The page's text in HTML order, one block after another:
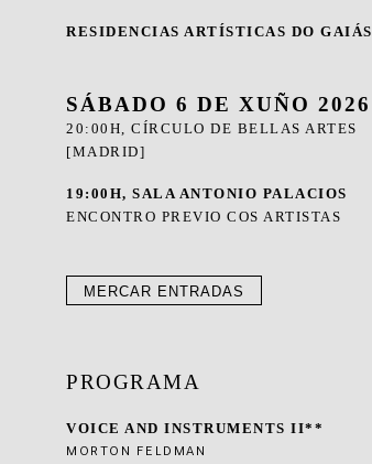
RESIDENCIAS ARTÍSTICAS DO GAIÁS
SÁBADO 6 DE XUÑO 2026
20:00H, CÍRCULO DE BELLAS ARTES
[MADRID]
19:00H, SALA ANTONIO PALACIOS
ENCONTRO PREVIO COS ARTISTAS
MERCAR ENTRADAS
PROGRAMA
VOICE AND INSTRUMENTS II**
MORTON FELDMAN